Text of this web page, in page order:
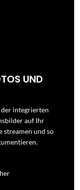
UND
der integrierten
auf Ihr
streamen und so